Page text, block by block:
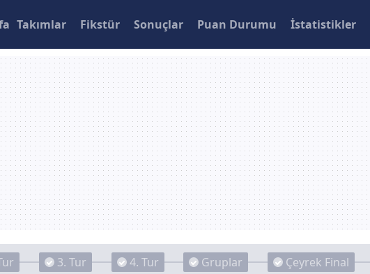
Takımlar Fikstür Sonuçlar Puan Durumu İstatistikler
3. Tur 4. Tur Gruplar Çeyrek Final